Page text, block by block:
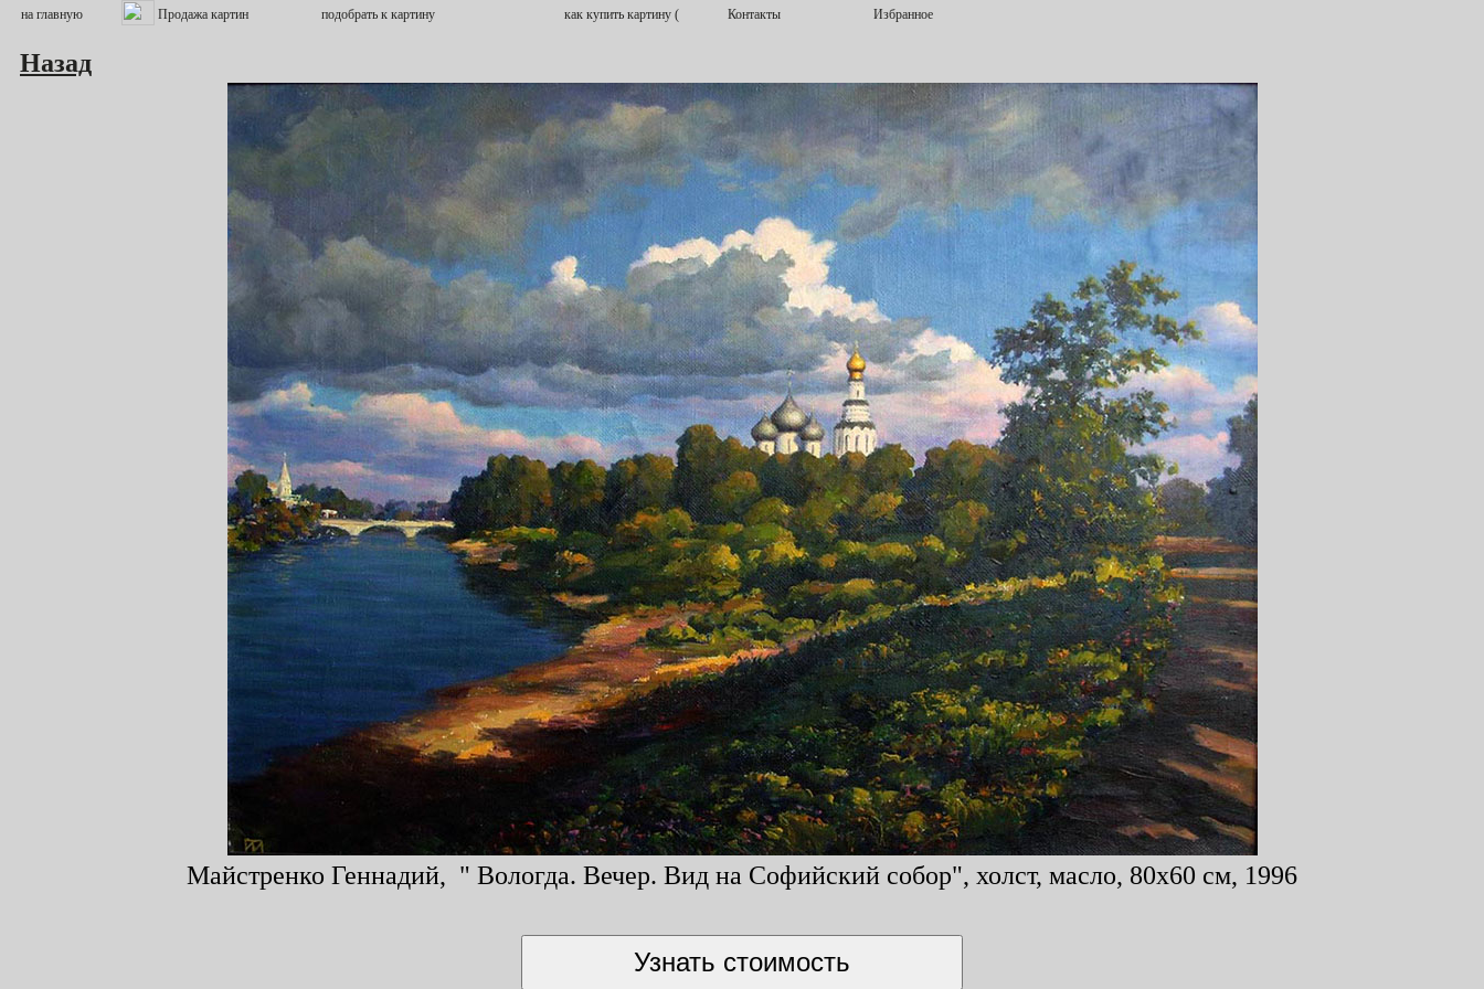
Назад
Майстренко Геннадий, " Вологда. Вечер. Вид на Софийский собор", холст, масло, 80x60 см, 1996